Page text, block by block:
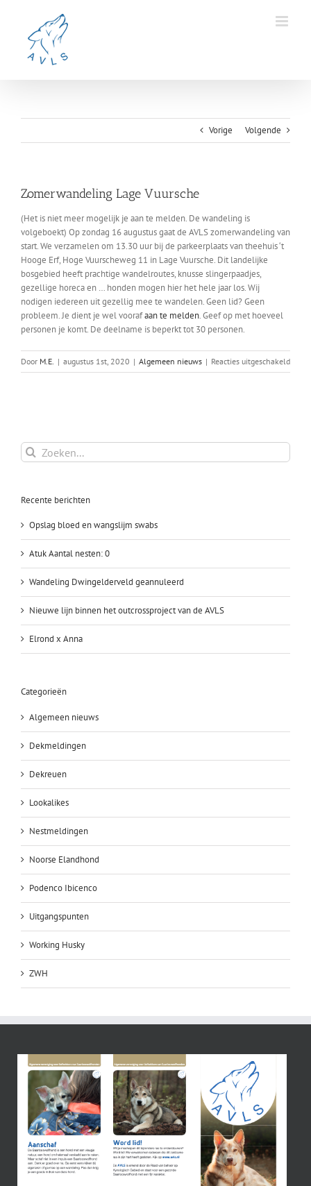
Vorige Volgende
Zomerwandeling Lage Vuursche
(Het is niet meer mogelijk je aan te melden. De wandeling is
volgeboekt) Op zondag 16 augustus gaat de AVLS zomerwandeling van
start. We verzamelen om 13.30 uur bij de parkeerplaats van theehuis ‘t
Hooge Erf, Hoge Vuurscheweg 11 in Lage Vuursche. Dit landelijke
bosgebied heeft prachtige wandelroutes, knusse slingerpaadjes,
gezellige horeca en … honden mogen hier het hele jaar los. Wij
nodigen iedereen uit gezellig mee te wandelen. Geen lid? Geen
probleem. Je dient je wel voorafaan te melden. Geef op met hoeveel
personen je komt. De deelname is beperkt tot 30 personen.
Door M.E. | augustus 1st, 2020 | Algemeen nieuws | Reacties uitgeschakeldvoor
Zoeken
naar:
Recente berichten
Opslag bloed en wangslijm swabs
Atuk Aantal nesten: 0
Wandeling Dwingelderveld geannuleerd
Nieuwe lijn binnen het outcrossproject van de AVLS
Elrond x Anna
Categorieën
Algemeen nieuws
Dekmeldingen
Dekreuen
Lookalikes
Nestmeldingen
Noorse Elandhond
Podenco Ibicenco
Uitgangspunten
Working Husky
ZWH